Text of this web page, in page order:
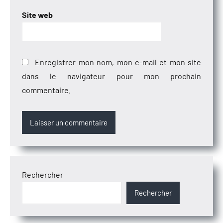
Site web
Enregistrer mon nom, mon e-mail et mon site
dans le navigateur pour mon prochain
commentaire.
Rechercher
Rechercher